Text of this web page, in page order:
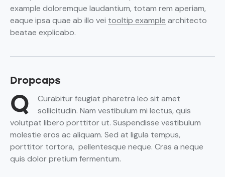
example doloremque laudantium, totam rem aperiam,
eaque ipsa quae ab illo vei tooltip example architecto
beatae explicabo.
Dropcaps
Q
Curabitur feugiat pharetra leo sit amet
sollicitudin. Nam vestibulum mi lectus, quis
volutpat libero porttitor ut. Suspendisse vestibulum
molestie eros ac aliquam. Sed at ligula tempus,
porttitor tortora, pellentesque neque. Cras a neque
quis dolor pretium fermentum.